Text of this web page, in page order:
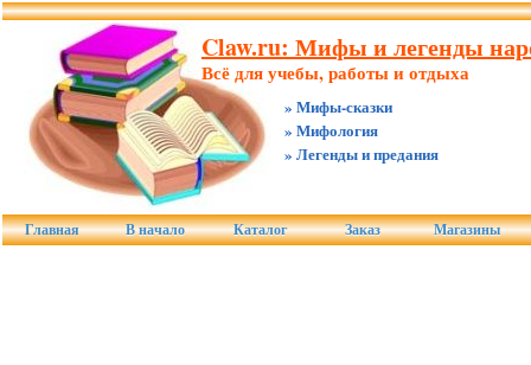
Claw.ru: Мифы и легенды
Всё для учебы, работы и отдыха
» Мифы-сказки
» Мифология
» Легенды и предания
Главная В начало Каталог Заказ Магазины